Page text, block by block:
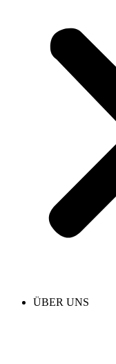
ÜBER UNS